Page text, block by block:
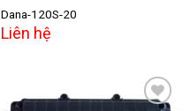
Dana-120S-20
Liên hệ